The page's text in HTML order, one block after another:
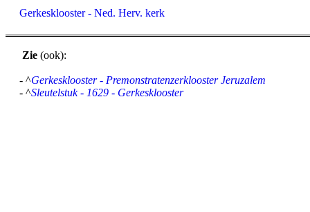
Gerkesklooster - Ned. Herv. kerk
Zie (ook):
- ^Gerkesklooster - Premonstratenzerklooster Jeruzalem
- ^Sleutelstuk - 1629 - Gerkesklooster